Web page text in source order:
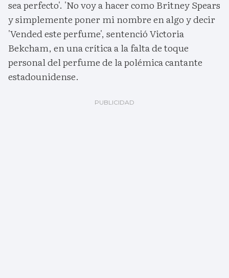
sea perfecto'. 'No voy a hacer como Britney Spears
y simplemente poner mi nombre en algo y decir
'Vended este perfume', sentenció Victoria
Bekcham, en una crítica a la falta de toque
personal del perfume de la polémica cantante
estadounidense.